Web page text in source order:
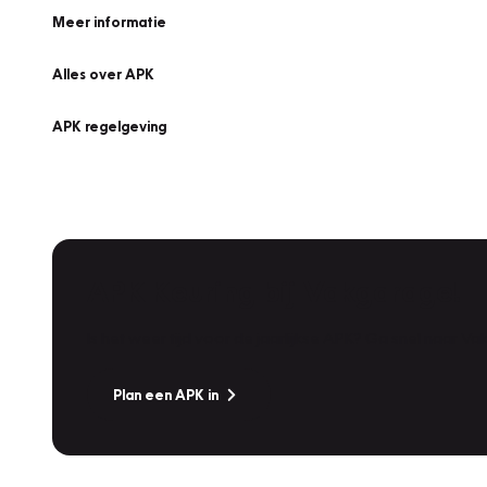
Meer informatie
Alles over APK
APK regelgeving
Plan een APK in